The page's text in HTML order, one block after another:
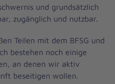
und grundsätzlich
zugänglich und nutzbar.
Teilen mit dem BFSG und
bestehen noch einige
an denen wir aktiv
beseitigen wollen.